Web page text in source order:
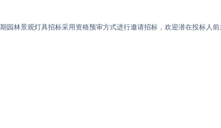
园林景观灯具招标采用资格预审方式进行邀请招标，欢迎潜在投标人